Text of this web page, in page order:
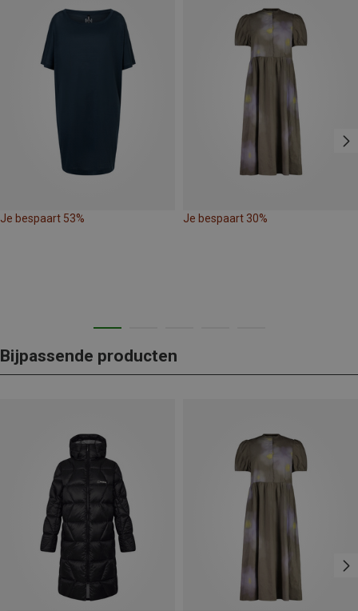
Je bespaart 53% Je bespaart 30%
Bijpassende producten